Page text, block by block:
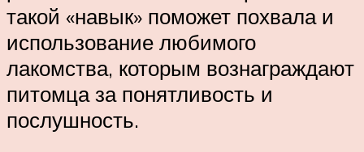
такой «навык» поможет похвала и
использование любимого
лакомства, которым вознаграждают
питомца за понятливость и
послушность.